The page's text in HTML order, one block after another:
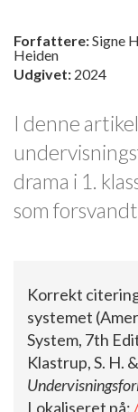
Forfattere:Signe
Heiden
Udgivet: 2024
I denne
drama i 1.
som
Korrekt
systemet
System, 7th
Klastrup, S. H.
Lokaliseret på: